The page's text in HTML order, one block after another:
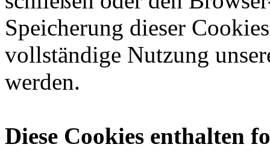
Speicherung dieser
vollständige Nutzung
werden.
Diese Cookies enthalten